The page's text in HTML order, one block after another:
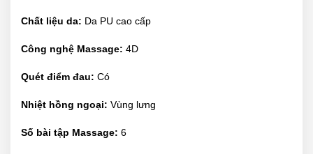
Chất liệu da: Da PU cao cấp
Công nghệ Massage: 4D
Quét điểm đau: Có
Nhiệt hồng ngoại: Vùng lưng
Số bài tập Massage: 6